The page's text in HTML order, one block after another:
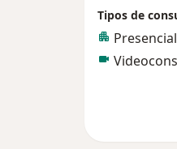
Tipos de
Presencial